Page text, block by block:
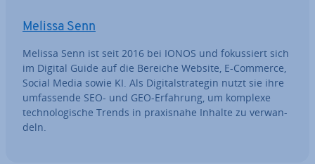
Melissa Senn
Melissa Senn ist seit 2016 bei IONOS und fo­kus­siert sich
im Digital Guide auf die Bereiche Website, E-Commerce,
Social Media sowie KI. Als Di­gi­tal­stra­te­gin nutzt sie ihre
um­fas­sen­de SEO- und GEO-Erfahrung, um komplexe
tech­no­lo­gi­sche Trends in pra­xis­na­he Inhalte zu ver­wan­
deln.